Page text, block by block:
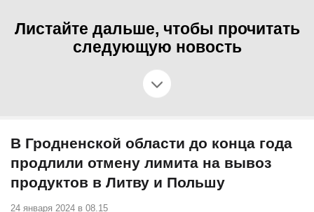
Листайте дальше, чтобы прочитать
следующую новость